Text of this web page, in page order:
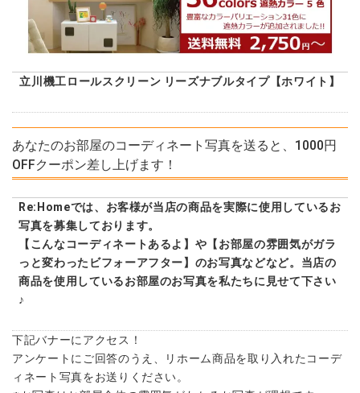
立川機工ロールスクリーン リーズナブルタイプ【ホワイト】
あなたのお部屋のコーディネート写真を送ると、1000円
OFFクーポン差し上げます！
Re:Homeでは、お客様が当店の商品を実際に使用しているお
写真を募集しております。
【こんなコーディネートあるよ】や【お部屋の雰囲気がガラ
っと変わったビフォーアフター】のお写真などなど。当店の
商品を使用しているお部屋のお写真を私たちに見せて下さい
♪
下記バナーにアクセス！
アンケートにご回答のうえ、リホーム商品を取り入れたコーデ
ィネート写真をお送りください。